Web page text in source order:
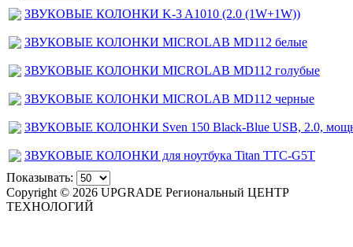
ЗВУКОВЫЕ КОЛОНКИ K-3 A1010 (2.0 (1W+1W))
ЗВУКОВЫЕ КОЛОНКИ MICROLAB MD112 белые
ЗВУКОВЫЕ КОЛОНКИ MICROLAB MD112 голубые
ЗВУКОВЫЕ КОЛОНКИ MICROLAB MD112 черные
ЗВУКОВЫЕ КОЛОНКИ Sven 150 Black-Blue USB, 2.0,
ЗВУКОВЫЕ КОЛОНКИ для ноутбука Titan TTC-G5T
Показывать:
Copyright © 2026 UPGRADE Региональный ЦЕНТР
ТЕХНОЛОГИЙ